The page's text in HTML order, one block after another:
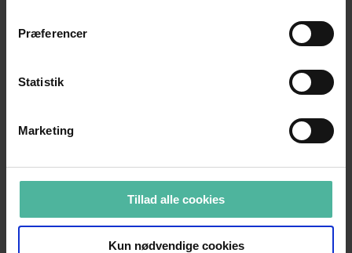
Præferencer
Statistik
Marketing
Tillad alle cookies
Kun nødvendige cookies
den ikke er på lager.
Opret kunderegistrering eksempelvis gennem
værdifuld data, der er afgørende for en
Gør op med silotænkningen på tværs af
Inddrag dine medarbejdere – de er det
vigtigste aktiv i arbejdet med Omnichannel.
Sådan får du succes med din Omnichannel-